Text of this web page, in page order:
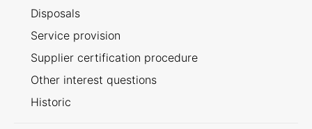
Disposals
Service provision
Supplier certification procedure
Other interest questions
Historic